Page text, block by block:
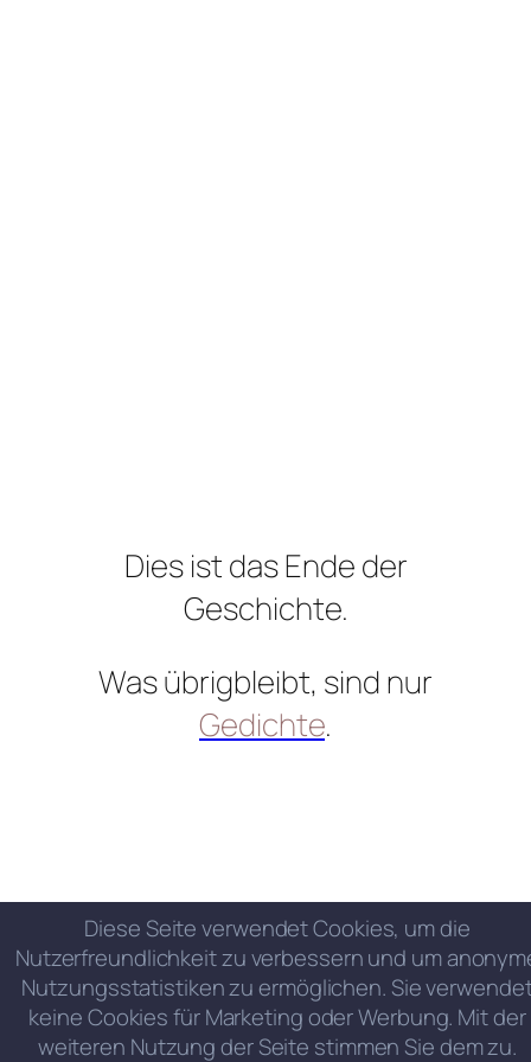
Dies ist das Ende der
Geschichte.
Was übrigbleibt, sind nur
Gedichte.
Diese Seite verwendet Cookies, um die
Nutzerfreundlichkeit zu verbessern und um
Nutzungsstatistiken zu ermöglichen. Sie
keine Cookies für Marketing oder Werbung. Mit der
weiteren Nutzung der Seite stimmen Sie dem zu.